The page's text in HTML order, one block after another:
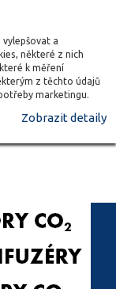
a
některé z nich
k měření
z těchto údajů
marketingu.
Zobrazit detaily